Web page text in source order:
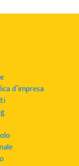
d’impresa